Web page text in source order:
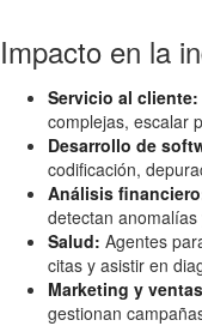
Impacto en la
Servicio al cliente:
complejas, escalar
Desarrollo de
codificación,
Análisis
detectan
Salud: Agentes
citas y asistir en
Marketing y
gestionan